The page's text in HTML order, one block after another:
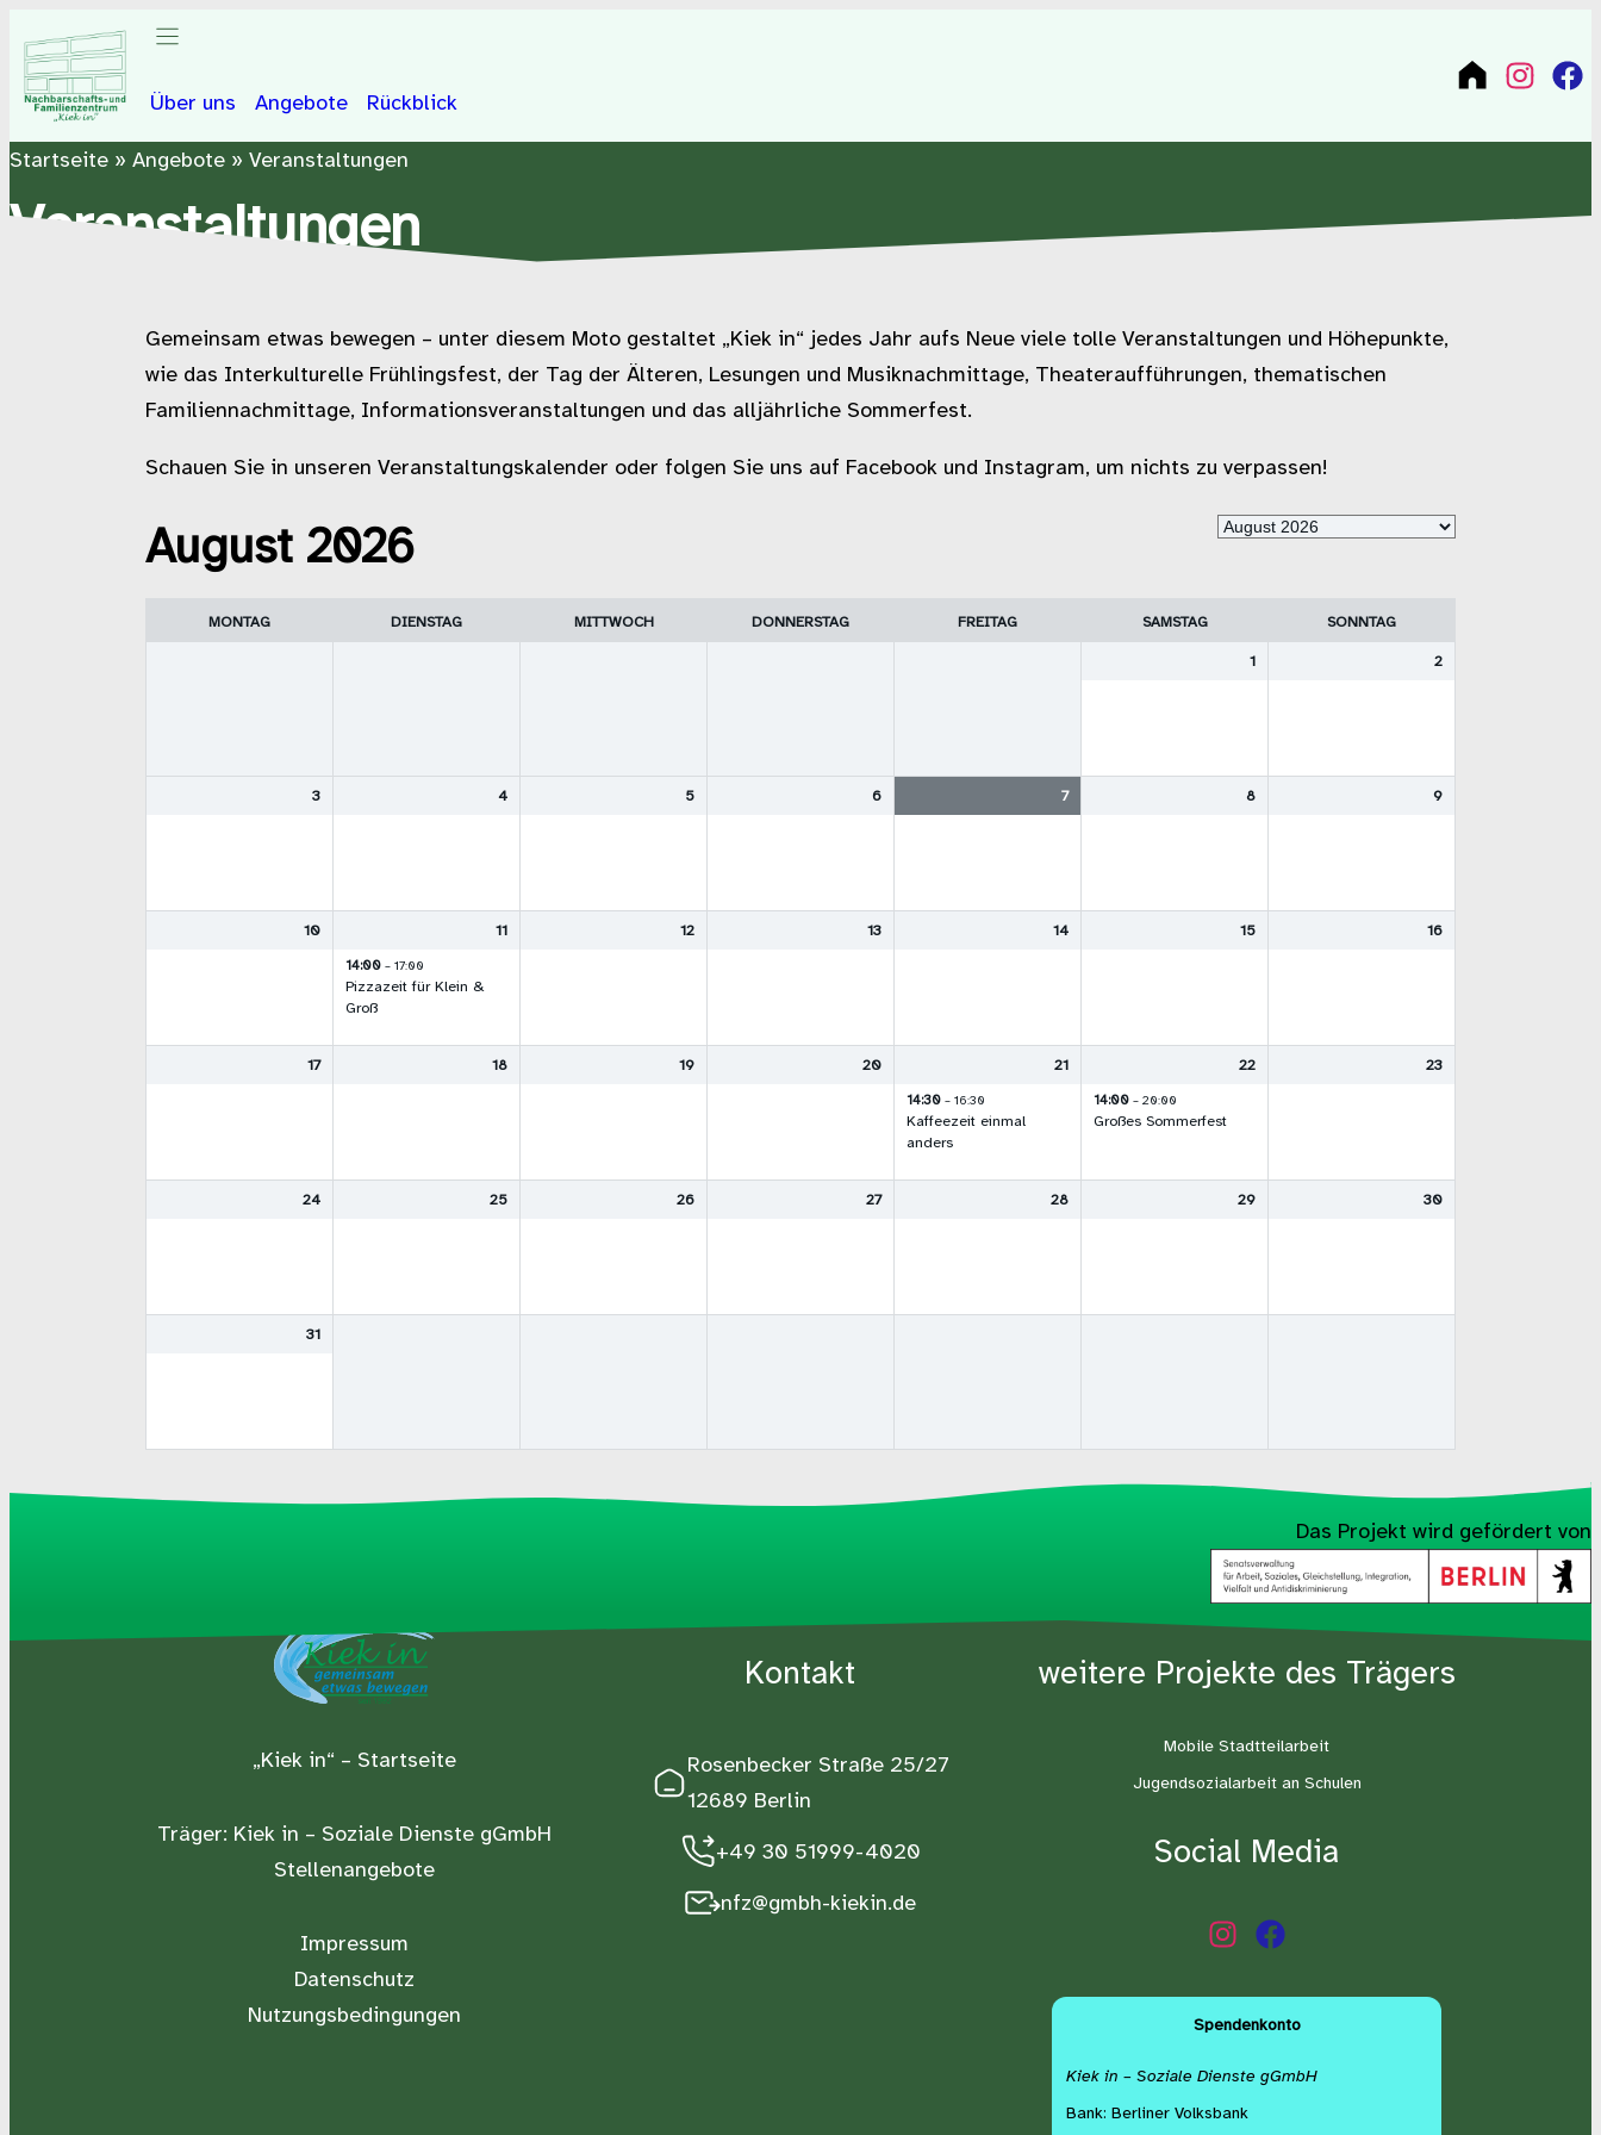
Über uns Angebote Rückblick
Startseite » Angebote » Veranstaltungen
Veranstaltungen
Gemeinsam etwas bewegen – unter diesem Moto gestaltet „Kiek in“ jedes Jahr aufs Neue viele tolle Veranstaltungen und Höhepunkte,
wie das Interkulturelle Frühlingsfest, der Tag der Älteren, Lesungen und Musiknachmittage, Theateraufführungen, thematischen
Familiennachmittage, Informationsveranstaltungen und das alljährliche Sommerfest.
Schauen Sie in unseren Veranstaltungskalender oder folgen Sie uns auf Facebook und Instagram, um nichts zu verpassen!
Auswahl
des
August 2026
MONTAG DIENSTAG MITTWOCH DONNERSTAG FREITAG SAMSTAG SONNTAG
1 2
3 4 5 6 7 8 9
10 11
14:00– 17:00
Pizzazeit für Klein &
Groß
12 13 14 15 16
17 18 19 20 21
14:30– 16:30
Kaffeezeit einmal
anders
22
14:00– 20:00
Großes Sommerfest
23
24 25 26 27 28 29 30
31
Das Projekt wird gefördert von
„Kiek in“ – Startseite
Träger: Kiek in – Soziale Dienste gGmbH
Stellenangebote
Impressum
Datenschutz
Nutzungsbedingungen
Kontakt
Rosenbecker Straße 25/27
12689 Berlin
+49 30 51999-4020
nfz@gmbh-kiekin.de
weitere Projekte des Trägers
Mobile Stadtteilarbeit
Jugendsozialarbeit an Schulen
Social Media
Spendenkonto
Kiek in – Soziale Dienste gGmbH
Bank: Berliner Volksbank